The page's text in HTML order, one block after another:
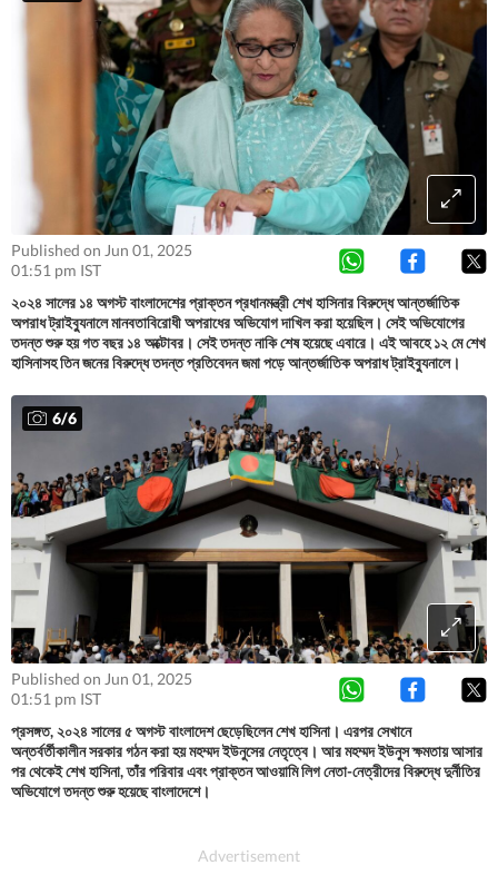
Published on Jun 01, 2025
01:51 pm IST
২০২৪ সালের ১৪ অগস্ট বাংলাদেশের প্রাক্তন প্রধানমন্ত্রী শেখ হাসিনার বিরুদ্ধে আন্তর্জাতিক
অপরাধ ট্রাইব্যুনালে মানবতাবিরোধী অপরাধের অভিযোগ দাখিল করা হয়েছিল। সেই অভিযোগের
তদন্ত শুরু হয় গত বছর ১৪ অক্টোবর। সেই তদন্ত নাকি শেষ হয়েছে এবারে। এই আবহে ১২ মে শেখ
হাসিনাসহ তিন জনের বিরুদ্ধে তদন্ত প্রতিবেদন জমা পড়ে আন্তর্জাতিক অপরাধ ট্রাইব্যুনালে।
6/6
Published on Jun 01, 2025
01:51 pm IST
প্রসঙ্গত, ২০২৪ সালের ৫ অগস্ট বাংলাদেশ ছেড়েছিলেন শেখ হাসিনা। এরপর সেখানে
অন্তর্বর্তীকালীন সরকার গঠন করা হয় মহম্মদ ইউনুসের নেতৃত্বে। আর মহম্মদ ইউনুস ক্ষমতায় আসার
পর থেকেই শেখ হাসিনা, তাঁর পরিবার এবং প্রাক্তন আওয়ামি লিগ নেতা-নেত্রীদের বিরুদ্ধে দুর্নীতির
অভিযোগে তদন্ত শুরু হয়েছে বাংলাদেশে।